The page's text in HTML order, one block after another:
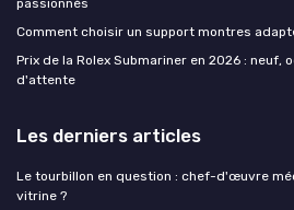
Comment choisir un support montres
Prix de la Rolex Submariner en 2026 : neuf,
d'attente
Les derniers articles
Le tourbillon en question : chef-d'œuvre
vitrine ?